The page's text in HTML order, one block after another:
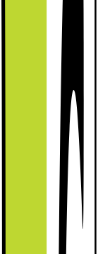
med en
den.
–
om